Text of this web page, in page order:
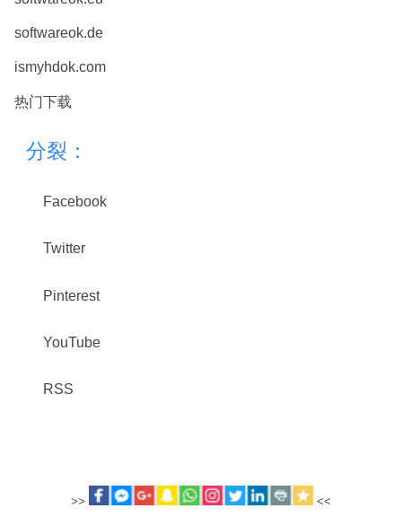
softwareok.de
ismyhdok.com
热门下载
分裂：
Facebook
Twitter
Pinterest
YouTube
RSS
>> <<